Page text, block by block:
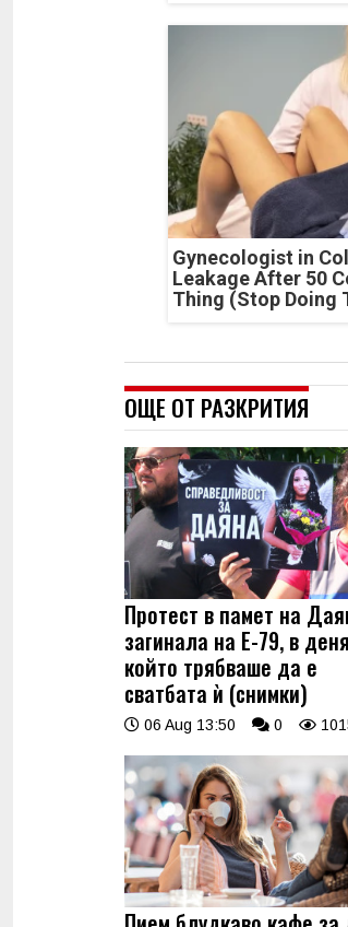
Gynecologist in
Leakage After 50
Thing (Stop Doing
ОЩЕ ОТ РАЗКРИТИЯ
Протест в памет на
загинала на Е-79, в
който трябваше да е
сватбата ѝ (снимки)
06 Aug 13:50 0